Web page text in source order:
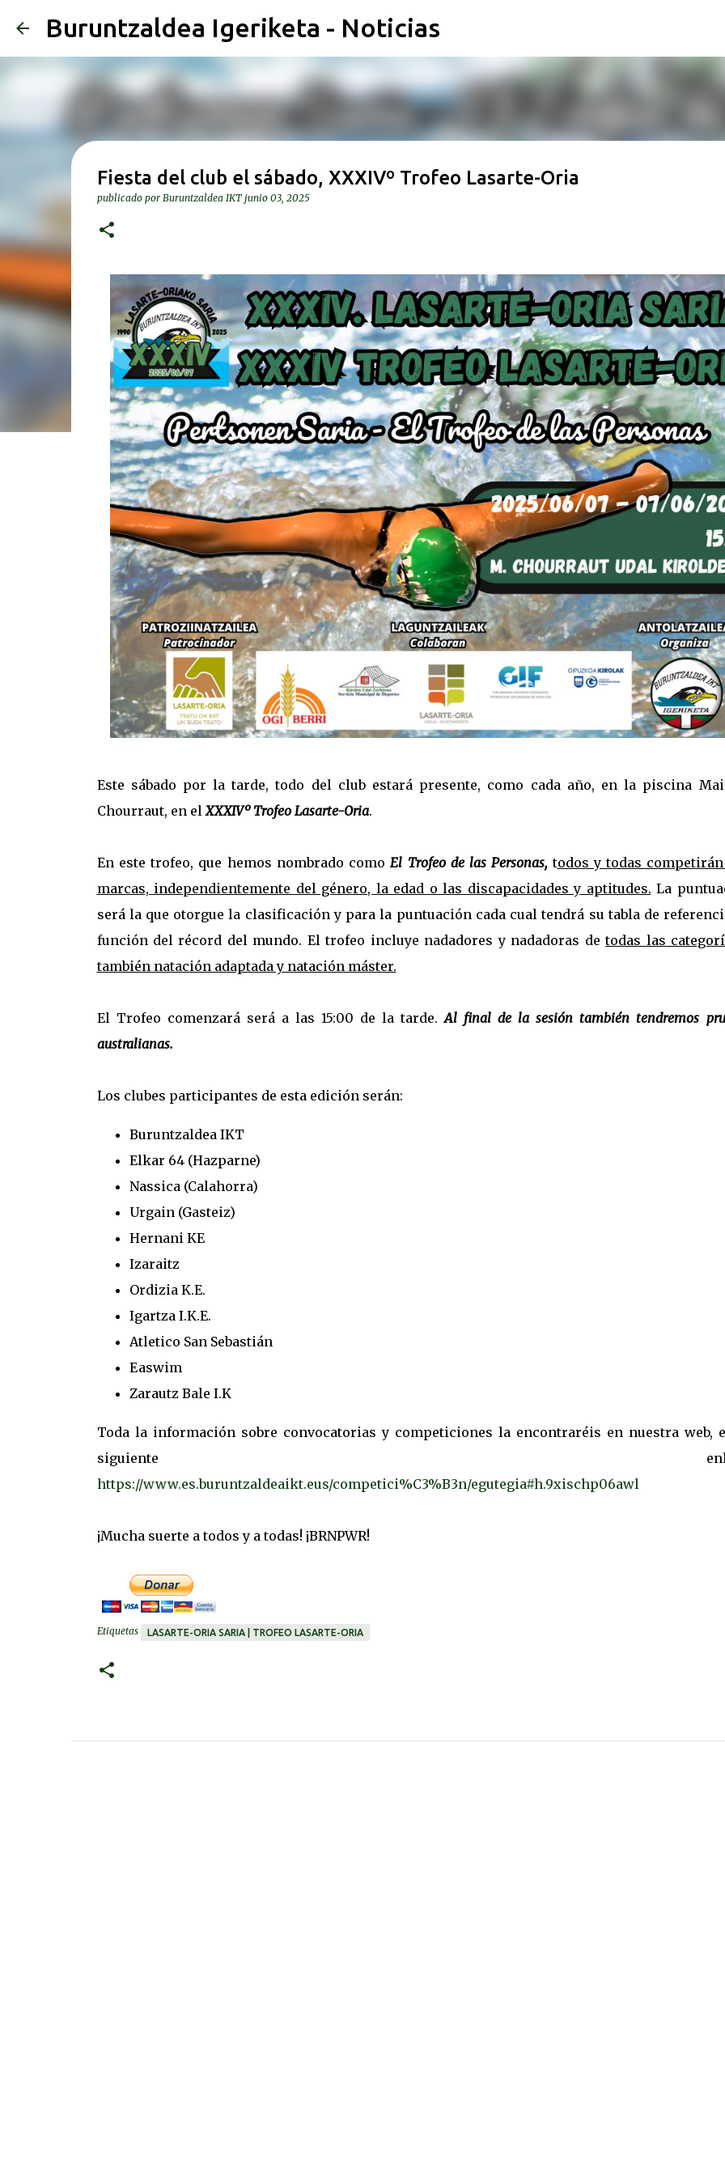
Buruntzaldea Igeriketa - Noticias
Fiesta del club el sábado, XXXIVº Trofeo Lasarte-Oria
publicado por Buruntzaldea IKT junio 03, 2025
Este sábado por la tarde, todo del club estará presente, como cada año, en la piscina
Chourraut, en elXXXIVº Trofeo Lasarte-Oria.
En este trofeo, que hemos nombrado comoEl Trofeo de las Personas, todos y todas
marcas, independientemente del género, la edad o las discapacidades y aptitudes. La
será la que otorgue la clasificación y para la puntuación cada cual tendrá su tabla de
función del récord del mundo. El trofeo incluye nadadores y nadadoras detodas las
también natación adaptada y natación máster.
El Trofeo comenzará será a las 15:00 de la tarde.Al final de la sesión también tendremos
australianas.
Los clubes participantes de esta edición serán:
Buruntzaldea IKT
Elkar 64 (Hazparne)
Nassica (Calahorra)
Urgain (Gasteiz)
Hernani KE
Izaraitz
Ordizia K.E.
Igartza I.K.E.
Atletico San Sebastián
Easwim
Zarautz Bale I.K
Toda la información sobre convocatorias y competiciones la encontraréis en nuestra web,
siguiente
https://www.es.buruntzaldeaikt.eus/competici%C3%B3n/egutegia#h.9xischp06awl
¡Mucha suerte a todos y a todas! ¡BRNPWR!
Etiquetas LASARTE-ORIA SARIA | TROFEO LASARTE-ORIA